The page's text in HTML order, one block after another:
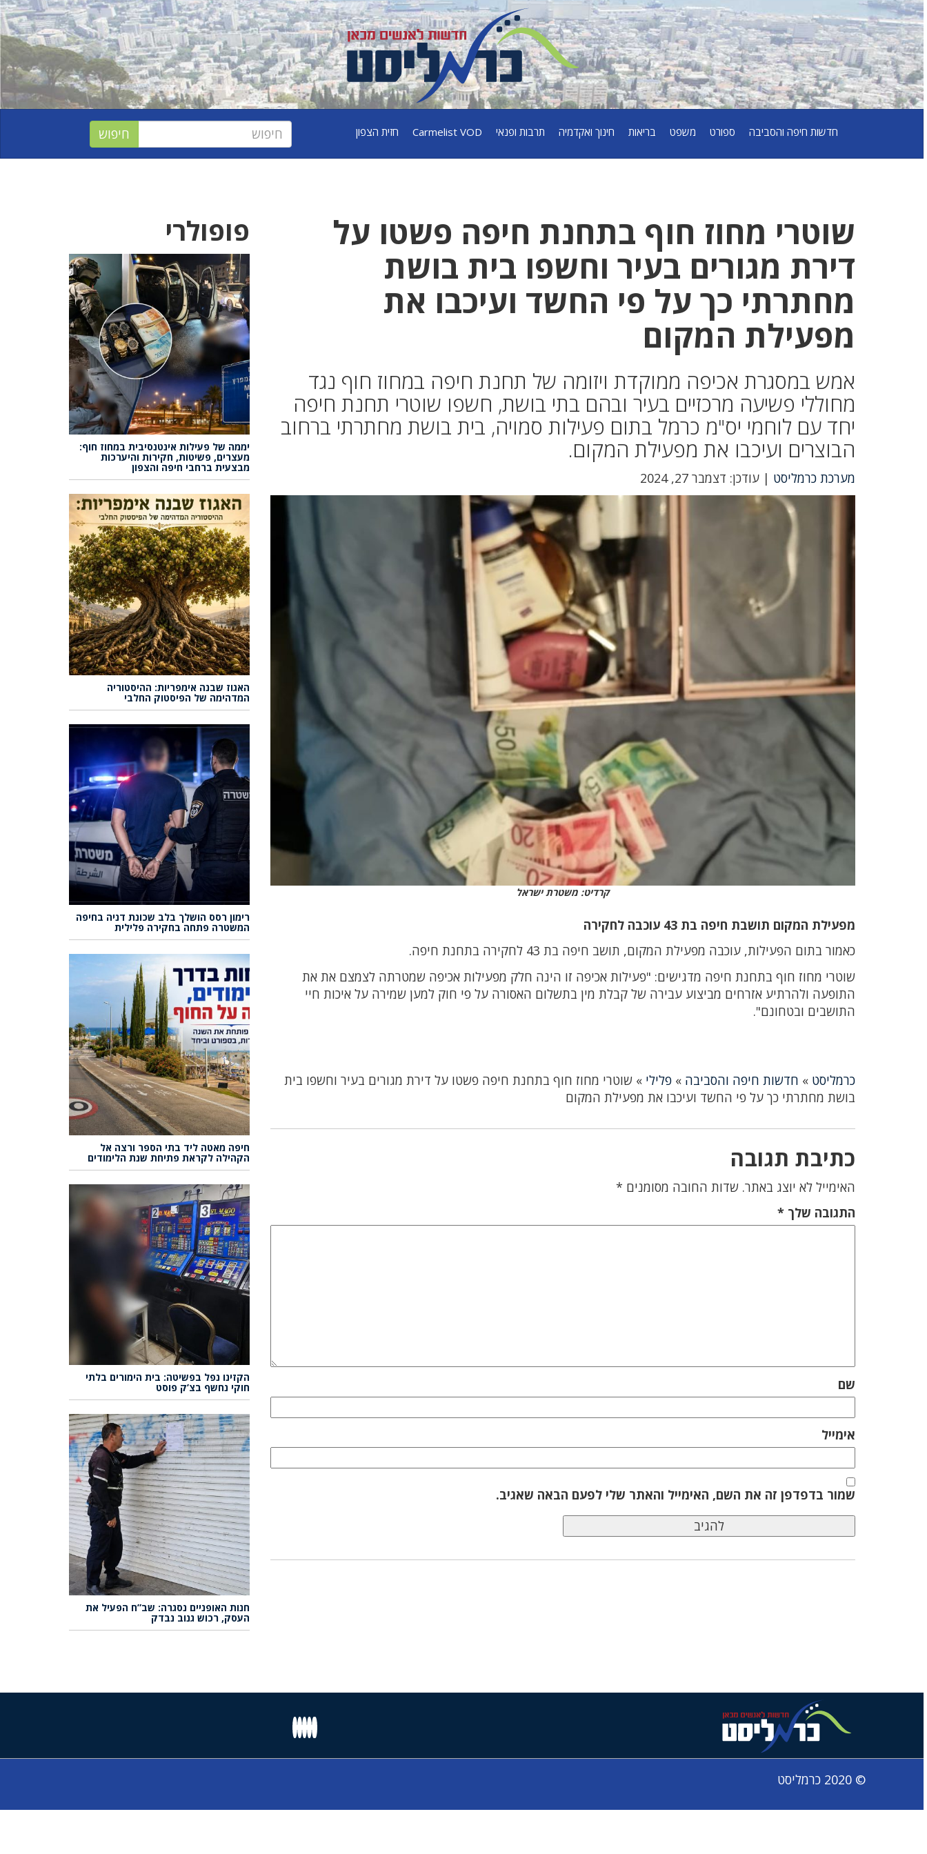
חדשות חיפה והסביבה ספורט משפט בריאות חינוך ואקדמיה תרבות ופנאי Carmelist VOD חזית הצפון
שוטרי מחוז חוף בתחנת חיפה פשטו על
דירת מגורים בעיר וחשפו בית בושת
מחתרתי כך על פי החשד ועיכבו את
מפעילת המקום
אמש במסגרת אכיפה ממוקדת ויזומה של תחנת חיפה במחוז חוף נגד
מחוללי פשיעה מרכזיים בעיר ובהם בתי בושת, חשפו שוטרי תחנת חיפה
יחד עם לוחמי יס"מ כרמל בתום פעילות סמויה, בית בושת מחתרתי ברחוב
הבוצרים ועיכבו את מפעילת המקום.
מערכת כרמליסט | עודכן: דצמבר 27, 2024
קרדיט: משטרת ישראל
מפעילת המקום תושבת חיפה בת 43 עוכבה לחקירה
כאמור בתום הפעילות, עוכבה מפעילת המקום, תושב חיפה בת 43 לחקירה בתחנת חיפה.
שוטרי מחוז חוף בתחנת חיפה מדגישים: "פעילות אכיפה זו הינה חלק מפעילות אכיפה שמטרתה לצמצם את את
התופעה ולהרתיע אזרחים מביצוע עבירה של קבלת מין בתשלום האסורה על פי חוק למען שמירה על איכות חיי
התושבים ובטחונם".
כרמליסט » חדשות חיפה והסביבה »פלילי »שוטרי מחוז חוף בתחנת חיפה פשטו על דירת מגורים בעיר וחשפו בית
בושת מחתרתי כך על פי החשד ועיכבו את מפעילת המקום
כתיבת תגובה
האימייל לא יוצג באתר. שדות החובה מסומנים *
התגובה שלך*
שם
אימייל
שמור בדפדפן זה את השם, האימייל והאתר שלי לפעם הבאה שאגיב.
פופולרי
יממה של פעילות אינטנסיבית במחוז חוף:
מעצרים, פשיטות, חקירות והיערכות
מבצעית ברחבי חיפה והצפון
האגוז שבנה אימפריות: ההיסטוריה
המדהימה של הפיסטוק החלבי
רימון רסס הושלך בלב שכונת דניה בחיפה
המשטרה פתחה בחקירה פלילית
חיפה מאטה ליד בתי הספר ורצה אל
הקהילה לקראת פתיחת שנת הלימודים
הקזינו נפל בפשיטה: בית הימורים בלתי
חוקי נחשף בצ’ק פוסט
חנות האופניים נסגרה: שב”ח הפעיל את
העסק, רכוש גנוב נבדק
© 2020 כרמליסט